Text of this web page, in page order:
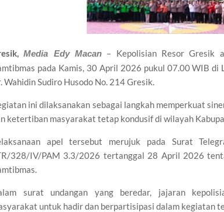
Media Edy Macan – Kepolisian Resor Gresik
pada Kamis, 30 April 2026 pukul 07.00 WIB di
Wahidin Sudiro Husodo No. 214 Gresik.
ini dilaksanakan sebagai langkah memperkuat
ketertiban masyarakat tetap kondusif di wilayah
apel tersebut merujuk pada Surat
328/IV/PAM 3.3/2026 tertanggal 28 April 2026
surat undangan yang beredar, jajaran
untuk hadir dan berpartisipasi dalam kegiatan